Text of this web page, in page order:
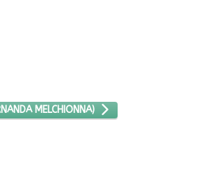
(POR FERNANDA MELCHIONNA)
MELCHIONNA)